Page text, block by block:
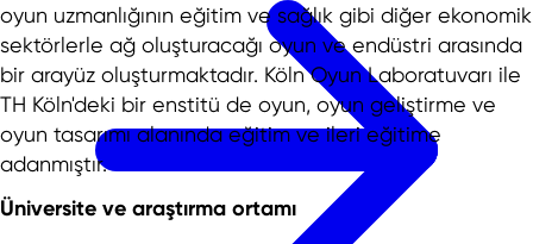
oyun uzmanlığının eğitim ve sağlık gibi diğer ekonomik
sektörlerle ağ oluşturacağı oyun ve endüstri arasında
bir arayüz oluşturmaktadır. Köln Oyun Laboratuvarı ile
TH Köln'deki bir enstitü de oyun, oyun geliştirme ve
oyun tasarımı alanında eğitim ve ileri eğitime
adanmıştır.
Üniversite ve araştırma ortamı